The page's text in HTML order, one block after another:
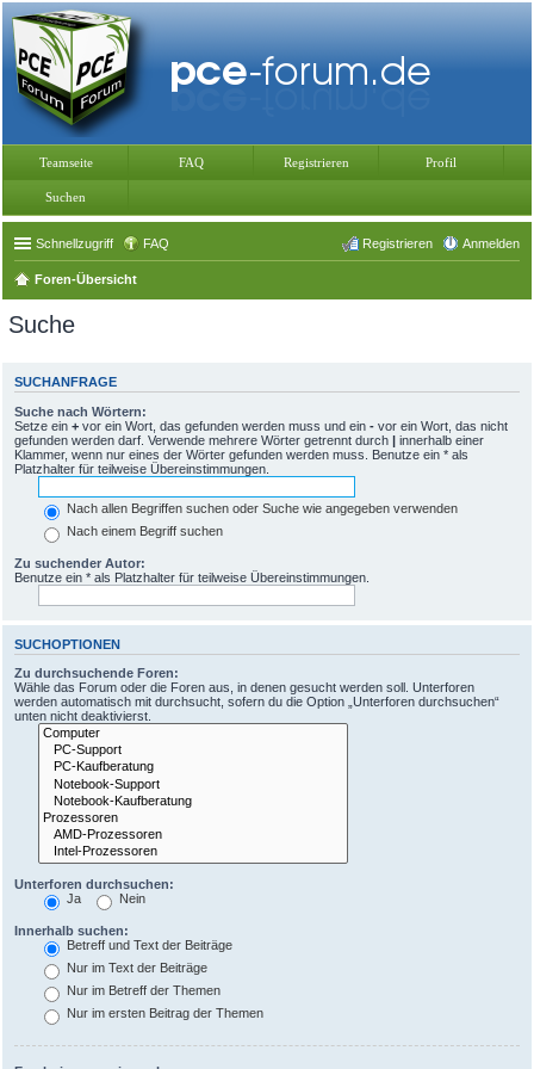
Teamseite FAQ Registrieren Profil
Suchen
Schnellzugriff FAQ Anmelden
Registrieren
Foren-Übersicht
Suche
SUCHANFRAGE
Suche nach Wörtern:
Setze ein + vor ein Wort, das gefunden werden muss und ein - vor ein Wort, das nicht
gefunden werden darf. Verwende mehrere Wörter getrennt durch | innerhalb einer
Klammer, wenn nur eines der Wörter gefunden werden muss. Benutze ein * als
Platzhalter für teilweise Übereinstimmungen.
Nach allen Begriffen suchen oder Suche wie angegeben verwenden
Nach einem Begriff suchen
Zu suchender Autor:
Benutze ein * als Platzhalter für teilweise Übereinstimmungen.
SUCHOPTIONEN
Zu durchsuchende Foren:
Wähle das Forum oder die Foren aus, in denen gesucht werden soll. Unterforen
werden automatisch mit durchsucht, sofern du die Option „Unterforen durchsuchen“
unten nicht deaktivierst.
Unterforen durchsuchen:
Ja
Nein
Innerhalb suchen:
Betreff und Text der Beiträge
Nur im Text der Beiträge
Nur im Betreff der Themen
Nur im ersten Beitrag der Themen